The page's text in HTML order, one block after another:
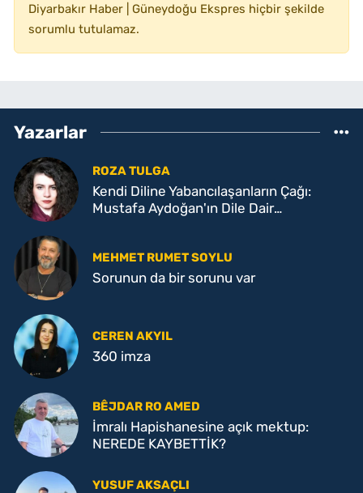
Diyarbakır Haber | Güneydoğu Ekspres hiçbir şekilde
sorumlu tutulamaz.
Yazarlar
ROZA TULGA
Kendi Diline Yabancılaşanların Çağı:
Mustafa Aydoğan'ın Dile Dair
MEHMET RUMET SOYLU
Sorunun da bir sorunu var
CEREN AKYIL
360 imza
BÊJDAR RO AMED
İmralı Hapishanesine açık mektup:
NEREDE KAYBETTİK?
YUSUF AKSAÇLI